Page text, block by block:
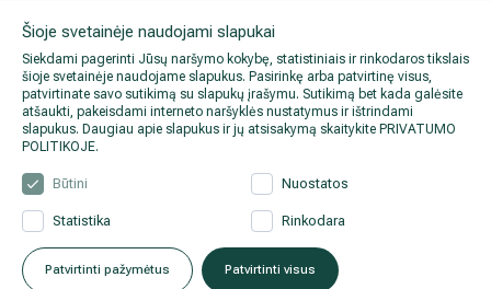
Šioje svetainėje naudojami slapukai
Siekdami pagerinti Jūsų naršymo kokybę, statistiniais ir rinkodaros tikslais
šioje svetainėje naudojame slapukus. Pasirinkę arba patvirtinę visus,
patvirtinate savo sutikimą su slapukų įrašymu. Sutikimą bet kada galėsite
atšaukti, pakeisdami interneto naršyklės nustatymus ir ištrindami
slapukus. Daugiau apie slapukus ir jų atsisakymą skaitykite PRIVATUMO
POLITIKOJE.
Būtini Nuostatos
Statistika Rinkodara
Patvirtinti pažymėtus Patvirtinti visus
Informacija pacientams